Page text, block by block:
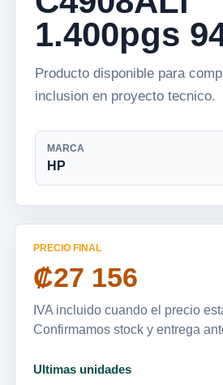
1.400pgs
Producto disponible para
inclusion en proyecto tecnico.
MARCA
HP
PRECIO FINAL
₡27 156
IVA incluido cuando el precio
Confirmamos stock y entrega
Ultimas unidades